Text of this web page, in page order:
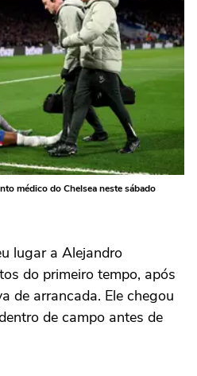
médico do Chelsea neste sábado
lugar a Alejandro
do primeiro tempo, após
de arrancada. Ele chegou
de campo antes de